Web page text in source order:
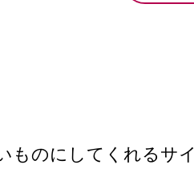
のにしてくれるサ